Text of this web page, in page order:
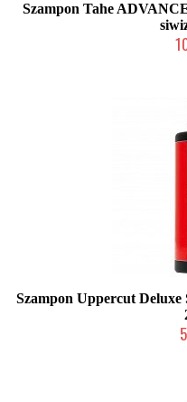
Szampon Tahe
Szampon Uppercut Deluxe